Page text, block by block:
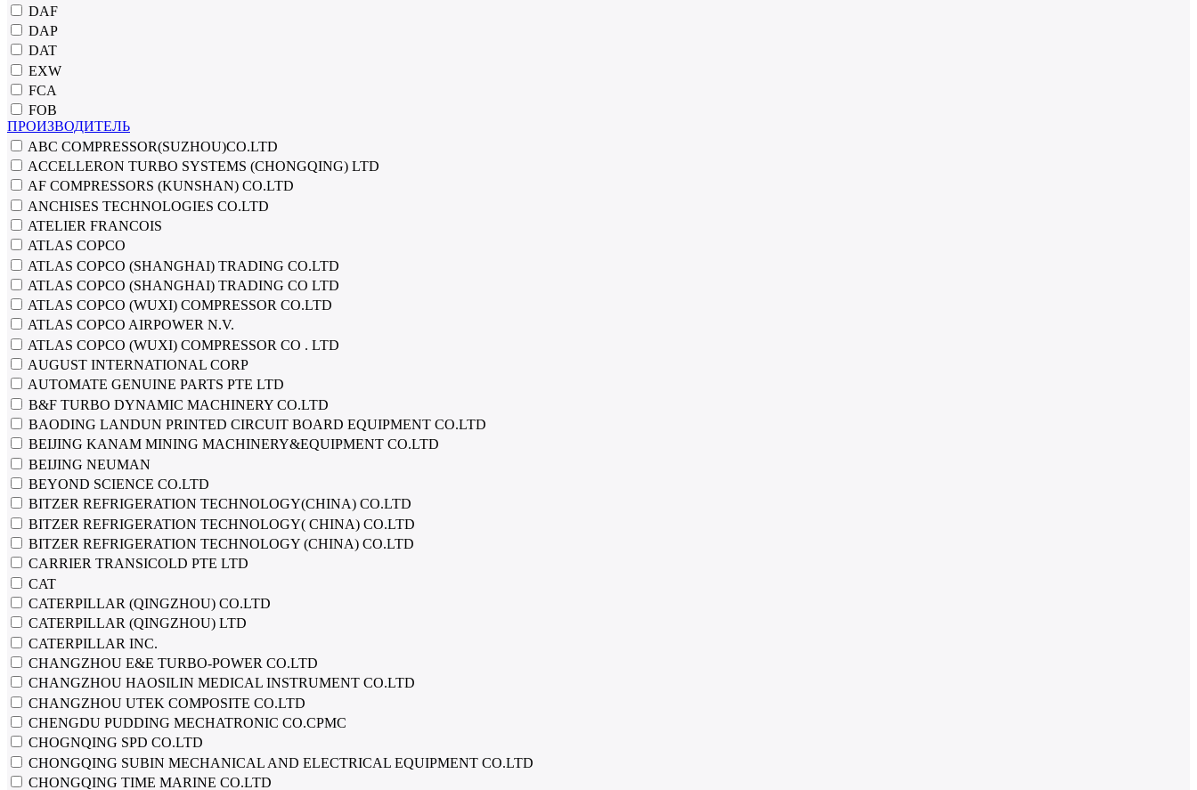
DAF
DAP
DAT
EXW
FCA
FOB
ПРОИЗВОДИТЕЛЬ
ABC COMPRESSOR(SUZHOU)CO.LTD
ACCELLERON TURBO SYSTEMS (CHONGQING) LTD
AF COMPRESSORS (KUNSHAN) CO.LTD
ANCHISES TECHNOLOGIES CO.LTD
ATELIER FRANCOIS
ATLAS COPCO
ATLAS COPCO (SHANGHAI) TRADING CO.LTD
ATLAS COPCO (SHANGHAI) TRADING CO LTD
ATLAS COPCO (WUXI) COMPRESSOR CO.LTD
ATLAS COPCO AIRPOWER N.V.
ATLAS СОРСО (WUXI) COMPRESSOR СО . LTD
AUGUST INTERNATIONAL CORP
AUTOMATE GENUINE PARTS PTE LTD
B&F TURBO DYNAMIC MACHINERY CO.LTD
BAODING LANDUN PRINTED CIRCUIT BOARD EQUIPMENT CO.LTD
BEIJING KANAM MINING MACHINERY&EQUIPMENT CO.LTD
BEIJING NEUMAN
BEYOND SCIENCE CO.LTD
BITZER REFRIGERATION TECHNOLOGY(CHINA) CO.LTD
BITZER REFRIGERATION TECHNOLOGY( CHINA) CO.LTD
BITZER REFRIGERATION TECHNOLOGY (CHINA) CO.LTD
CARRIER TRANSICOLD PTE LTD
CAT
CATERPILLAR (QINGZHOU) CO.LTD
CATERPILLAR (QINGZHOU) LTD
CATERPILLAR INC.
CHANGZHOU E&E TURBO-POWER CO.LTD
CHANGZHOU HAOSILIN MEDICAL INSTRUMENT CO.LTD
CHANGZHOU UTEK COMPOSITE CO.LTD
CHENGDU PUDDING MECHATRONIC CO.CPMC
CHOGNQING SPD CO.LTD
CHONGQING SUBIN MECHANICAL AND ELECTRICAL EQUIPMENT CO.LTD
CHONGQING TIME MARINE CO.LTD